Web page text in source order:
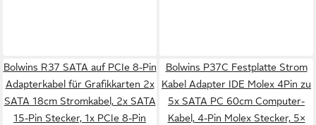
Bolwins R37 SATA auf PCIe 8-Pin
Adapterkabel für Grafikkarten 2x
SATA 18cm Stromkabel, 2x SATA
15-Pin Stecker, 1x PCIe 8-Pin
Bolwins P37C Festplatte Strom
Kabel Adapter IDE Molex 4Pin zu
5x SATA PC 60cm Computer-
Kabel, 4-Pin Molex Stecker, 5×